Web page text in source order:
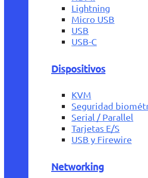
Lightning
Micro USB
USB
USB-C
Dispositivos
KVM
Seguridad
Serial / Parallel
Tarjetas E/S
USB y Firewire
Networking